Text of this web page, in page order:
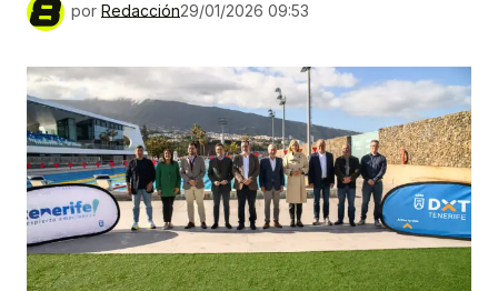
por Redacción29/01/2026 09:53